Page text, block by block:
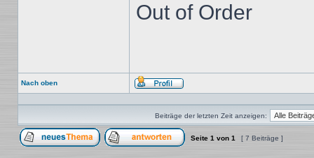
Out of Order
Nach oben
Profil
Beiträge der letzten Zeit anzeigen:
Seite 1 von 1 [ 7 Beiträge ]